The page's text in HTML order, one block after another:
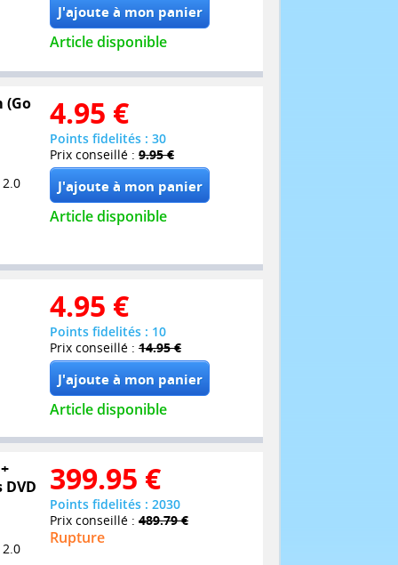
Article disponible
(Go 4.95 €
Points fidelités : 30
Prix conseillé : 9.95 €
Article disponible
4.95 €
Points fidelités : 10
Prix conseillé : 14.95 €
Article disponible
399.95 €
Points fidelités : 2030
Prix conseillé : 489.79 €
Rupture